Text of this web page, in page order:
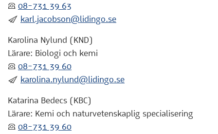
:telefon: 08-731 39 63
:skicka: karl.jacobson@lidingo.se
Karolina Nylund (KND)
Lärare: Biologi och kemi
:telefon: 08-731 39 60
:skicka: karolina.nylund@lidingo.se
Katarina Bedecs (KBC)
Lärare: Kemi och naturvetenskaplig specialisering
:telefon: 08-731 39 60